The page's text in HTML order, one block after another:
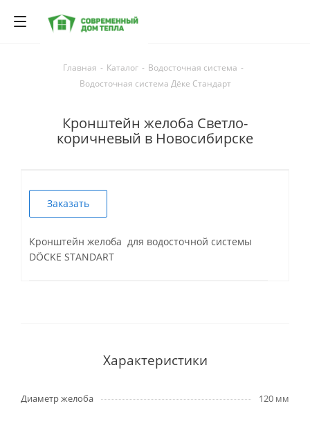
Главная - Каталог - Водосточная система -
Водосточная система Дёке Стандарт
Кронштейн желоба Светло-
коричневый в Новосибирске
Заказать
Кронштейн желоба для водосточной системы
DÖCKE STANDART
Характеристики
Диаметр желоба 120 мм